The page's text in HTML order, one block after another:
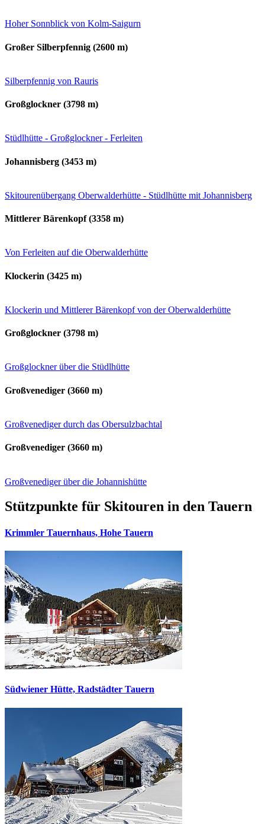
Hoher Sonnblick von Kolm-Saigurn
Großer Silberpfennig (2600 m)
Silberpfennig von Rauris
Großglockner (3798 m)
Stüdlhütte - Großglockner - Ferleiten
Johannisberg (3453 m)
Skitourenübergang Oberwalderhütte - Stüdlhütte mit Johannisberg
Mittlerer Bärenkopf (3358 m)
Von Ferleiten auf die Oberwalderhütte
Klockerin (3425 m)
Klockerin und Mittlerer Bärenkopf von der Oberwalderhütte
Großglockner (3798 m)
Großglockner über die Stüdlhütte
Großvenediger (3660 m)
Großvenediger durch das Obersulzbachtal
Großvenediger (3660 m)
Großvenediger über die Johannishütte
Stützpunkte für Skitouren in den Tauern
Krimmler Tauernhaus, Hohe Tauern
Südwiener Hütte, Radstädter Tauern